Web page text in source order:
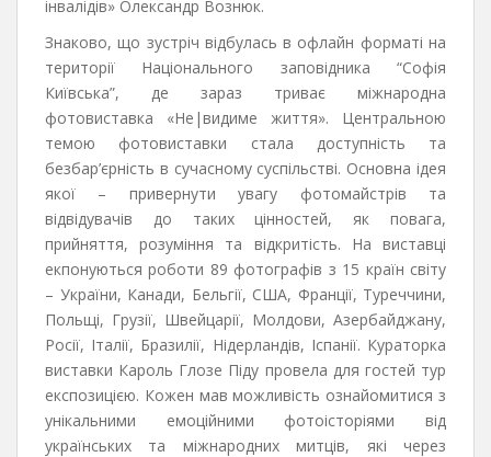
інвалідів» Олександр Вознюк.
Знаково, що зустріч відбулась в офлайн форматі на
території Національного заповідника “Софія
Київська”, де зараз триває міжнародна
фотовиставка «Не|видиме життя». Центральною
темою фотовиставки стала доступність та
безбар’єрність в сучасному суспільстві. Основна ідея
якої – привернути увагу фотомайстрів та
відвідувачів до таких цінностей, як повага,
прийняття, розуміння та відкритість. На виставці
екпонуються роботи 89 фотографів з 15 країн світу
– України, Канади, Бельгії, США, Франції, Туреччини,
Польщі, Грузії, Швейцарії, Молдови, Азербайджану,
Росії, Італії, Бразилії, Нідерландів, Іспанії. Кураторка
виставки Кароль Глозе Піду провела для гостей тур
експозицією. Кожен мав можливість ознайомитися з
унікальними емоційними фотоісторіями від
українських та міжнародних митців, які через